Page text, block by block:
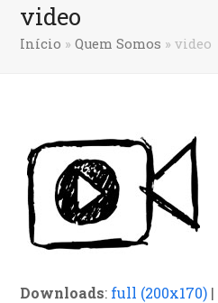
video
Início »Quem Somos »video
Downloads: full (200x170) |